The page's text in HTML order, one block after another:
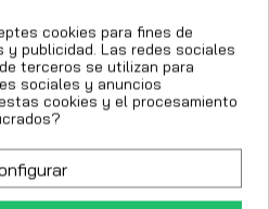
48h -Lunes 10 Agosto, 2026
cookies para fines de
y publicidad. Las redes sociales
terceros se utilizan para
sociales y anuncios
cookies y el procesamiento